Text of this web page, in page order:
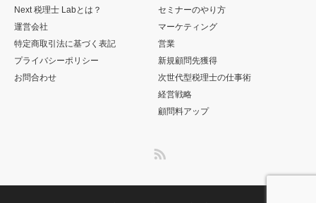
Next 税理士 Labとは？
運営会社
特定商取引法に基づく表記
プライバシーポリシー
お問合わせ
セミナーのやり方
マーケティング
営業
新規顧問先獲得
次世代型税理士の仕事術
経営戦略
顧問料アップ